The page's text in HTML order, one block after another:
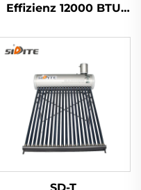
Effizienz 12000 BTU
Umweltfreundliche
Luftquelle für Home
Office und
Gewerberäume Leise